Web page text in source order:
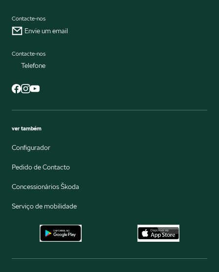
Contacte-nos
Envie um email
Contacte-nos
Telefone
ver também
Configurador
Pedido de Contacto
Concessionários Škoda
Serviço de mobilidade